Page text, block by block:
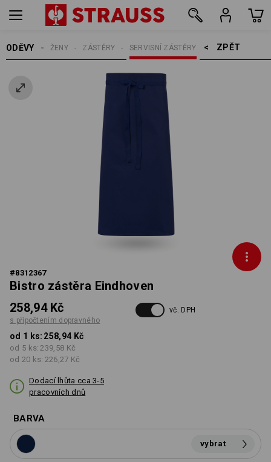
ODĚVY ZPĚT    >
SERVISNÍ ZÁSTĚRY
ZÁSTĚRY
ŽENY
#8312367
Bistro zástěra Eindhoven
258,94 Kč
s připočtením dopravného
vč. DPH
od 1 ks: 258,94 Kč
od 5 ks: 239,58 Kč
od 20 ks: 226,27 Kč
Dodací lhůta cca 3-5
pracovních dnů
BARVA
vybrat